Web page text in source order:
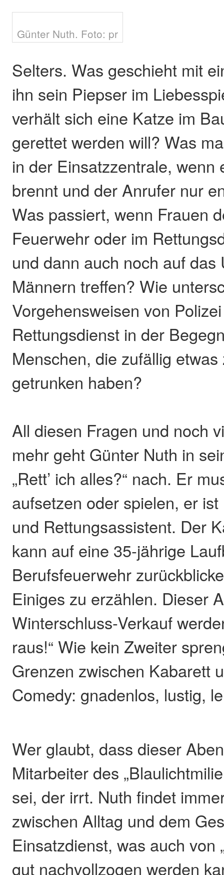
Günter Nuth. Foto: pr
Selters. Was geschieht mit
ihn sein Piepser im
verhält sich eine Katze im
gerettet werden will? Was
in der Einsatzzentrale, wenn
brennt und der Anrufer nur
Was passiert, wenn Frauen
Feuerwehr oder im
und dann auch noch auf das
Männern treffen? Wie
Vorgehensweisen von
Rettungsdienst in der
Menschen, die zufällig
getrunken haben?
All diesen Fragen und noch
mehr geht Günter Nuth in
„Rett’ ich alles?“ nach. Er
aufsetzen oder spielen, er
und Rettungsassistent. Der
kann auf eine 35-jährige
Berufsfeuerwehr
Einiges zu erzählen. Dieser
Winterschluss-Verkauf
raus!“ Wie kein Zweiter
Grenzen zwischen Kabarett
Comedy: gnadenlos, lustig,
Wer glaubt, dass dieser
Mitarbeiter des
sei, der irrt. Nuth findet
zwischen Alltag und dem
Einsatzdienst, was auch von
gut nachvollzogen werden